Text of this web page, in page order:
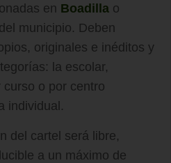
en Boadilla o
municipio. Deben
originales e inéditos y
la escolar,
o por centro
individual.
del cartel será libre,
a un máximo de